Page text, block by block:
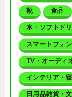
靴 食品
水・ソフトド
スマートフォ
TV・オーディ
インテリア・
日用品雑貨・